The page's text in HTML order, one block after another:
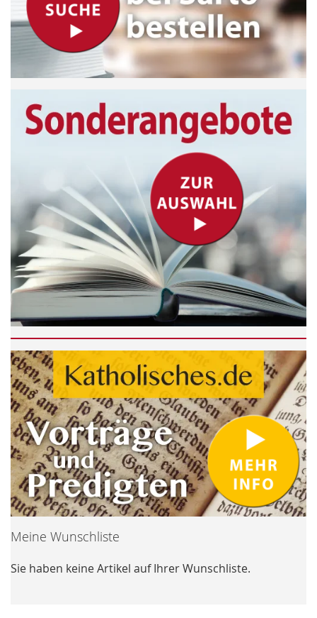
Meine Wunschliste
Sie haben keine Artikel auf Ihrer Wunschliste.